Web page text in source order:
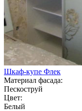
Шкаф-купе Флек
Материал фасада:
Пескоструй
Цвет:
Белый